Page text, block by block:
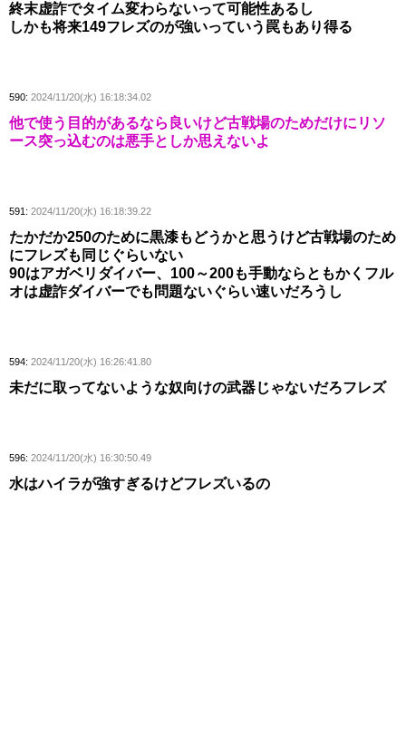
終末虚詐でタイム変わらないって可能性あるし
しかも将来149フレズのが強いっていう罠もあり得る
590: 2024/11/20(水) 16:18:34.02
他で使う目的があるなら良いけど古戦場のためだけにリソ
ース突っ込むのは悪手としか思えないよ
591: 2024/11/20(水) 16:18:39.22
たかだか250のために黒漆もどうかと思うけど古戦場のため
にフレズも同じぐらいない
90はアガベリダイバー、100～200も手動ならともかくフル
オは虚詐ダイバーでも問題ないぐらい速いだろうし
594: 2024/11/20(水) 16:26:41.80
未だに取ってないような奴向けの武器じゃないだろフレズ
596: 2024/11/20(水) 16:30:50.49
水はハイラが強すぎるけどフレズいるの